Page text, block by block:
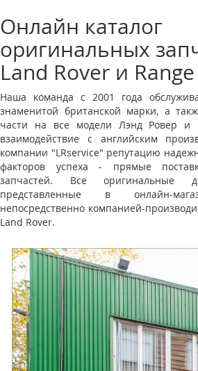
Онлайн каталог
оригинальных
Land Rover и
Наша команда с 2001 года
знаменитой британской марки, а
части на все модели Лэнд Ровер и
взаимодействие с английским
компании "LRservice" репутацию
факторов успеха - прямые
запчастей. Все оригинальные
представленные в онлайн-
непосредственно компанией-
Land Rover.